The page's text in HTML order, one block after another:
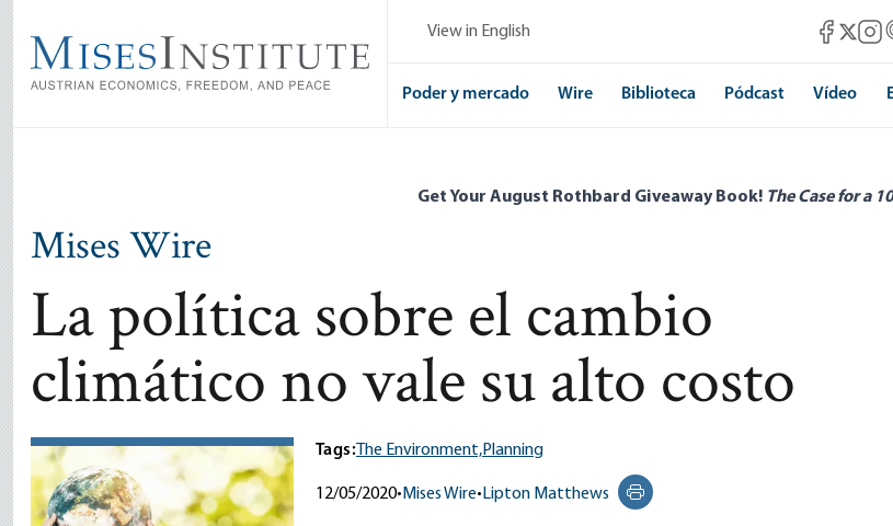
main
content
View in English MisesMises
Poder y mercado Wire Biblioteca Pódcast Vídeo
Get Your August Rothbard Giveaway Book! The Case for a
Mises Wire
La política sobre el cambio
climático no vale su alto costo
Tags: The Environment,Planning
12/05/2020• Mises Wire• Lipton Matthews
Print this page